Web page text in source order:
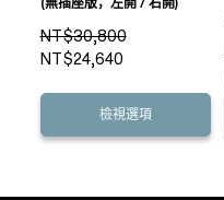
NT$30,800
NT$24,640
檢視選項